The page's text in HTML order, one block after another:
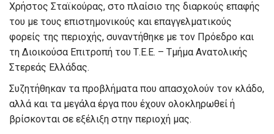
Χρήστος Σταϊκούρας, στο πλαίσιο της διαρκούς επαφής
του με τους επιστημονικούς και επαγγελματικούς
φορείς της περιοχής, συναντήθηκε με τον Πρόεδρο και
τη Διοικούσα Επιτροπή του Τ.Ε.Ε. – Τμήμα Ανατολικής
Στερεάς Ελλάδας.
Συζητήθηκαν τα προβλήματα που απασχολούν τον κλάδο,
αλλά και τα μεγάλα έργα που έχουν ολοκληρωθεί ή
βρίσκονται σε εξέλιξη στην περιοχή μας.